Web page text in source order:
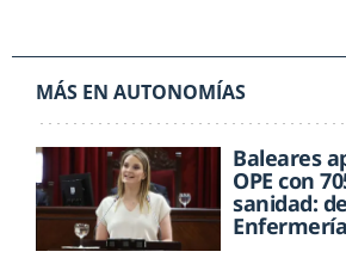
MÁS EN AUTONOMÍAS
Baleares
OPE con
sanidad:
Enfermería